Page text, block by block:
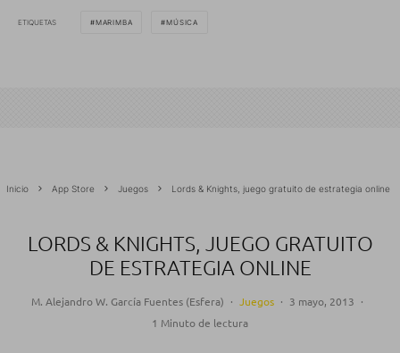
ETIQUETAS MARIMBA MÚSICA
Inicio App Store Juegos Lords & Knights, juego gratuito de estrategia online
LORDS & KNIGHTS, JUEGO GRATUITO
DE ESTRATEGIA ONLINE
M. Alejandro W. García Fuentes (Esfera) · Juegos · 3 mayo, 2013 ·
1 Minuto de lectura